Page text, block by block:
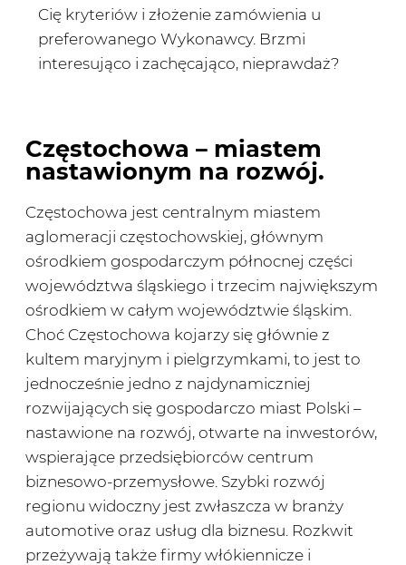
Cię kryteriów i złożenie zamówienia u
preferowanego Wykonawcy. Brzmi
interesująco i zachęcająco, nieprawdaż?
Częstochowa – miastem
nastawionym na rozwój.
Częstochowa jest centralnym miastem
aglomeracji częstochowskiej, głównym
ośrodkiem gospodarczym północnej części
województwa śląskiego i trzecim największym
ośrodkiem w całym województwie śląskim.
Choć Częstochowa kojarzy się głównie z
kultem maryjnym i pielgrzymkami, to jest to
jednocześnie jedno z najdynamiczniej
rozwijających się gospodarczo miast Polski –
nastawione na rozwój, otwarte na inwestorów,
wspierające przedsiębiorców centrum
biznesowo-przemysłowe. Szybki rozwój
regionu widoczny jest zwłaszcza w branży
automotive oraz usług dla biznesu. Rozkwit
przeżywają także firmy włókiennicze i